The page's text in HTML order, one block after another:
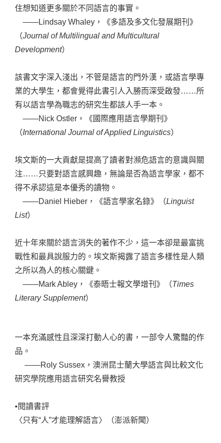
住想知道更多關於不同語言的事實。
——Lindsay Whaley，《多語及多文化發展期刊》
（Journal of Multilingual and Multicultural
Development）
該書文字深入淺出，不管是語言的門外漢，或語言學專
業的大學生，都會覺得此書引人入勝而深受啟發……所
有以語言學為職志的研究生都該人手一本。
——Nick Ostler，《國際應用語言學期刊》
（International Journal of Applied Linguistics）
埃文斯的一大貢獻是提高了讀者對瀕危語言的意識與關
注……只要對語言感興趣，無論是否為語言學家，都不
得不承認這是本優秀的讀物。
——Daniel Hieber，《語言學家名錄》（Linguist
List）
近十年來關於語言消失的著作不少，這一本卻是最富挑
戰性和最具說服力的。埃文斯揭露了語言多樣性是人類
之所以為人的核心關鍵。
——Mark Abley，《泰晤士報文學增刊》（Times
Literary Supplement）
一本充滿感性且深深打動人心的書，一部令人驚豔的作
品。
——Roly Sussex，澳洲昆士蘭大學語言與比較文化
研究學院應用語言研究名譽教授
•閱讀書評
〈只有“人”才能理解語言〉（澎派新聞）